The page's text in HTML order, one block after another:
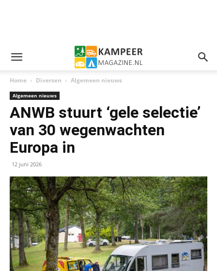
Home Diversen Algemeen nieuws
Algemeen nieuws
ANWB stuurt ‘gele selectie’
van 30 wegenwachten
Europa in
12 juni 2026